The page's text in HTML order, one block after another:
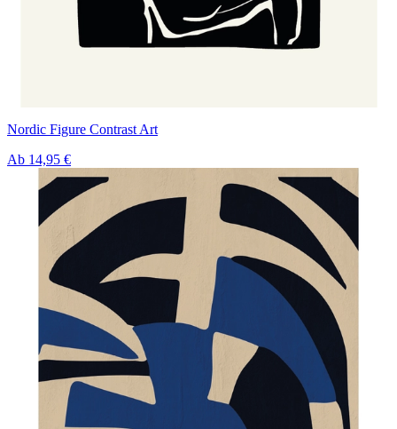
Nordic Figure Contrast Art
Ab 14,95 €